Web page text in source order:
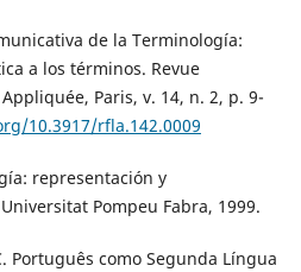
de la Terminología:
a los términos. Revue
Paris, v. 14, n. 2, p. 9-
10.3917/rfla.142.0009
representación y
Pompeu Fabra, 1999.
Português como Segunda Língua